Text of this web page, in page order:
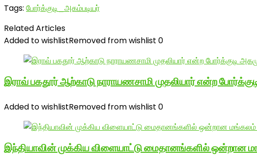
Tags: போர்க்குடி_அகம்படியர்
Related Articles
Added to wishlistRemoved from wishlist 0
இராவ் பகதூர் ஆற்காடு நாராயணசாமி முதலியார் என்ற
Added to wishlistRemoved from wishlist 0
இந்தியாவின் முக்கிய விளையாட்டு மைதானங்களில் ஒன்றான